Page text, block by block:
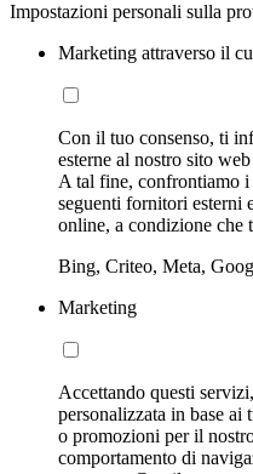
Impostazioni personali sulla
Marketing attraverso il
Con il tuo consenso, ti
esterne al nostro sito
A tal fine, confrontiamo
seguenti fornitori esterni
online, a condizione
Bing, Criteo, Meta,
Marketing
Accettando questi
personalizzata in base ai
o promozioni per il
comportamento di